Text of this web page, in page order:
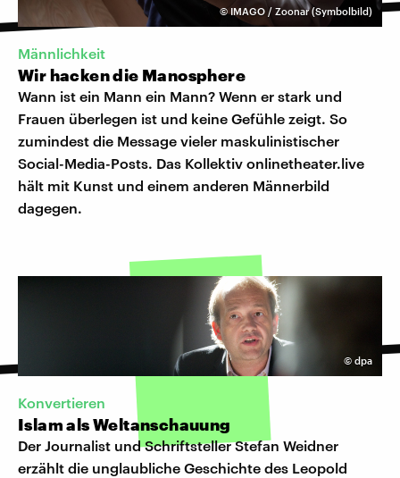
© IMAGO / Zoonar (Symbolbild)
Männlichkeit
Wir hacken die Manosphere
Wann ist ein Mann ein Mann? Wenn er stark und
Frauen überlegen ist und keine Gefühle zeigt. So
zumindest die Message vieler maskulinistischer
Social-Media-Posts. Das Kollektiv onlinetheater.live
hält mit Kunst und einem anderen Männerbild
dagegen.
© dpa
Konvertieren
Islam als Weltanschauung
Der Journalist und Schriftsteller Stefan Weidner
erzählt die unglaubliche Geschichte des Leopold